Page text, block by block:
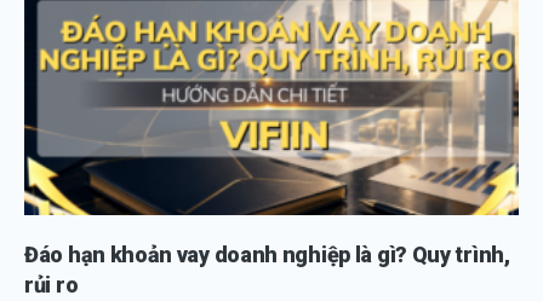
Đáo hạn khoản vay doanh nghiệp là gì? Quy trình,
rủi ro